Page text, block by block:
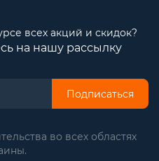
всех акций и скидок?
на нашу рассылку
Подписаться
во всех областях